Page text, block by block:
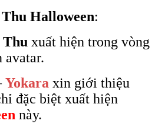
Halloween:
Thu xuất hiện trong vòng
avatar.
Yokara xin giới thiệu
đặc biệt xuất hiện
này.